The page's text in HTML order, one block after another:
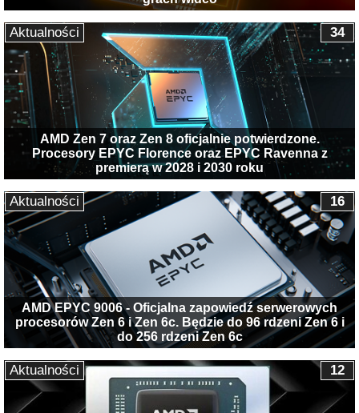
AMD Zen 7 oraz Zen 8 oficjalnie potwierdzone.
Procesory EPYC Florence oraz EPYC Ravenna z
premierą w 2028 i 2030 roku
34
Aktualności
AMD EPYC 9006 - Oficjalna zapowiedź serwerowych
procesorów Zen 6 i Zen 6c. Będzie do 96 rdzeni Zen 6 i
do 256 rdzeni Zen 6c
16
Aktualności
12
Aktualności